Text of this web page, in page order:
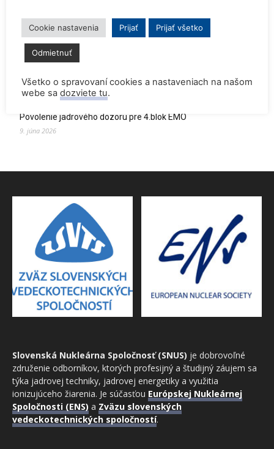
Microsoft
15. júna 2026
Prednáška o jadrovej energetike zaujala študentov aj
pedagógov gymnázia
9. júna 2026
Povolenie jadrového dozoru pre 4.blok EMO
9. júna 2026
Slovenská Nukleárna Spoločnosť (SNUS) je dobrovoľné
združenie odborníkov, ktorých profesijný a študijný záujem sa
týka jadrovej techniky, jadrovej energetiky a využitia
ionizujúceho žiarenia. Je súčasťou Európskej Nukleárnej
Spoločnosti (ENS) a Zväzu slovenských
vedeckotechnických spoločností.
Cookie nastavenia Prijať Prijať všetko
Odmietnuť
Všetko o spravovaní cookies a nastaveniach na našom
webe sa dozviete tu.